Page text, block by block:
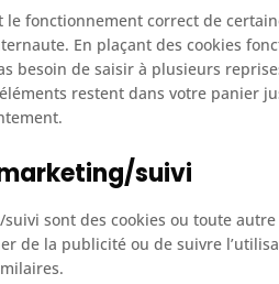
le fonctionnement correct de
En plaçant des cookies
besoin de saisir à plusieurs
restent dans votre panier
suivi
suivi sont des cookies ou toute
de la publicité ou de suivre